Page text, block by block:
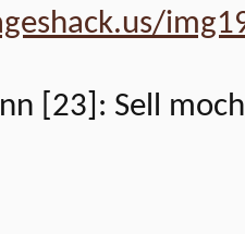
[23]: Sell